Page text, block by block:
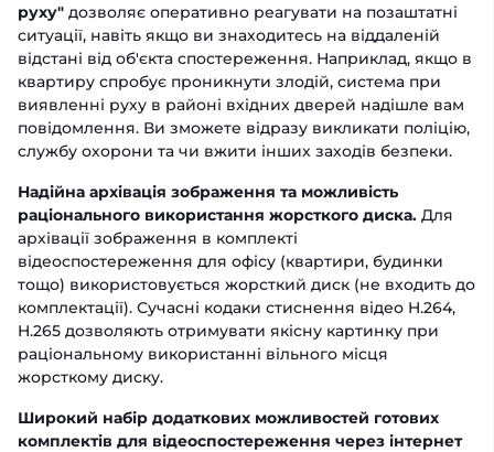
руху" дозволяє оперативно реагувати на позаштатні
ситуації, навіть якщо ви знаходитесь на віддаленій
відстані від об'єкта спостереження. Наприклад, якщо в
квартиру спробує проникнути злодій, система при
виявленні руху в районі вхідних дверей надішле вам
повідомлення. Ви зможете відразу викликати поліцію,
службу охорони та чи вжити інших заходів безпеки.
Надійна архівація зображення та можливість
раціонального використання жорсткого диска. Для
архівації зображення в комплекті
відеоспостереження для офісу (квартири, будинки
тощо) використовується жорсткий диск (не входить до
комплектації). Сучасні кодаки стиснення відео H.264,
H.265 дозволяють отримувати якісну картинку при
раціональному використанні вільного місця
жорсткому диску.
Широкий набір додаткових можливостей готових
комплектів для відеоспостереження через інтернет